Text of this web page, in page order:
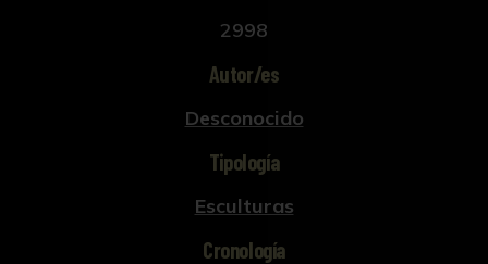
2998
Autor/es
Desconocido
Tipología
Esculturas
Cronología